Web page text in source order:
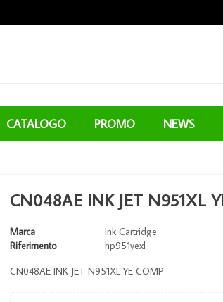
CATALOGO PROMO NEWS
CN048AE INK JET N951XL
Marca
Ink Cartridge
Riferimento
hp951yexl
CN048AE INK JET N951XL YE COMP